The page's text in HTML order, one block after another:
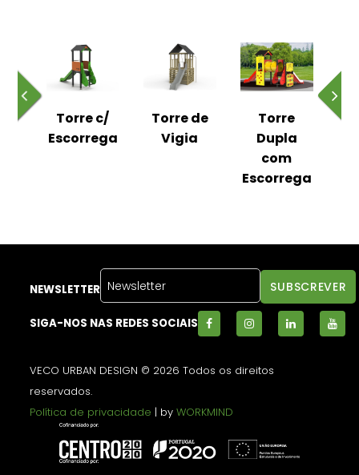
Torre c/
Escorrega
Torre de
Vigia
Torre
Dupla
com
Escorrega
NEWSLETTER
SIGA-NOS NAS REDES SOCIAIS
VECO URBAN DESIGN © 2026 Todos os direitos
reservados.
Política de privacidade | byWORKMIND